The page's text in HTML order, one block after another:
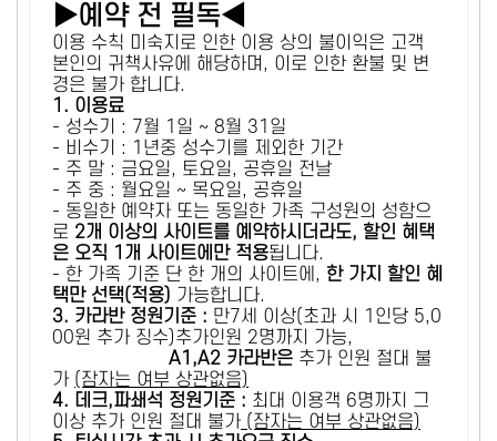
▶예약 전 필독◀
이용 수칙 미숙지로 인한 이용 상의 불이익은 고객
본인의 귀책사유에 해당하며, 이로 인한 환불 및 변
경은 불가 합니다.
1. 이용료
- 성수기 : 7월 1일 ~ 8월 31일
- 비수기 : 1년중 성수기를 제외한 기간
- 주 말 : 금요일, 토요일, 공휴일 전날
- 주 중 : 월요일 ~ 목요일, 공휴일
- 동일한 예약자 또는 동일한 가족 구성원의 성함으
로 2개 이상의 사이트를 예약하시더라도, 할인 혜택
은 오직 1개 사이트에만 적용됩니다.
- 한 가족 기준 단 한 개의 사이트에, 한 가지 할인 혜
택만 선택(적용) 가능합니다.
3. 카라반 정원기준 : 만7세 이상(초과 시 1인당 5,0
00원 추가 징수)추가인원 2명까지 가능,
A1,A2 카라반은 추가 인원 절대 불
가 (잠자는 여부 상관없음)
4. 데크,파쇄석 정원기준 : ​최대 이용객 6명까지 그
이상 추가 인원 절대 불가 (잠자는 여부 상관없음)